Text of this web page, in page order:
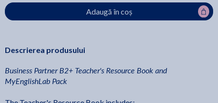
Adaugă în coș
Descrierea produsului
Business Partner B2+ Teacher's Resource Book and
MyEnglishLab Pack